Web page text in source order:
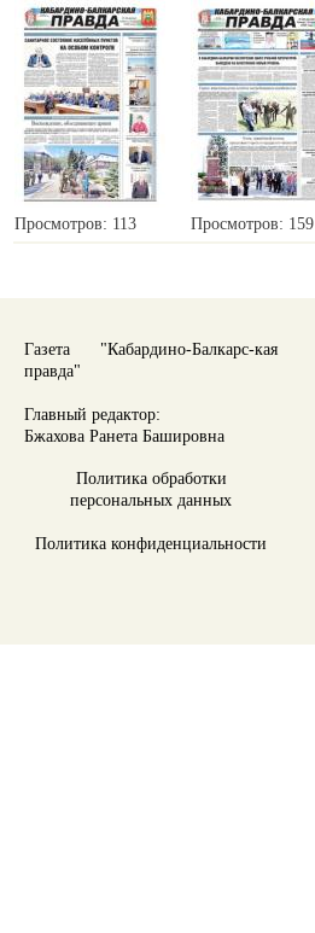
Просмотров: 113 Просмотров: 159
Газета "Кабардино-Балкарс-кая
правда"
Главный редактор:
Бжахова Ранета Башировна
Политика обработки
персональных данных
Политика конфиденциальности